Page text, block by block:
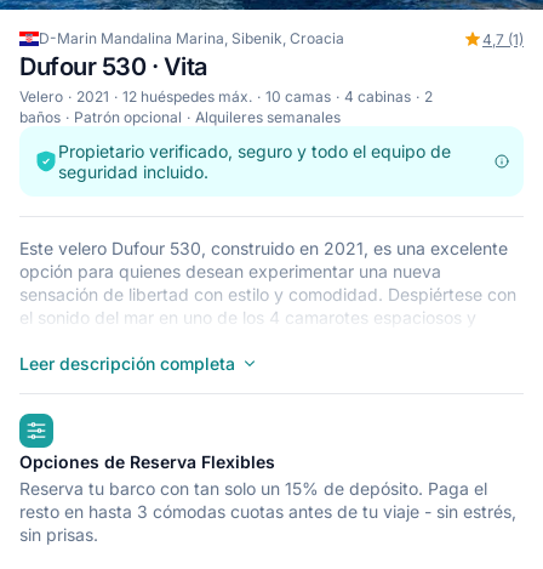
D-Marin Mandalina Marina, Sibenik, Croacia 4,7 (1)
Dufour 530 · Vita
Velero 2021 12 huéspedes máx. 10 camas 4 cabinas
2
baños
Patrón opcional Alquileres semanales
Propietario verificado, seguro y todo el equipo de
seguridad incluido.
Este velero Dufour 530, construido en 2021, es una excelente
opción para quienes desean experimentar una nueva
sensación de libertad con estilo y comodidad. Despiértese con
el sonido del mar en uno de los 4 camarotes espaciosos y
capacidad para que duerman 12 personas y es ideal para
en D-Marin Mandalina Marina, Sibenik, un punto de partida
excepcional para recorrer Croacia en barco. ¡Que todo vaya
viento en popa!
Leer descripción completa
highlights
Opciones de Reserva Flexibles
Reserva tu barco con tan solo un 15% de depósito. Paga el
resto en hasta 3 cómodas cuotas antes de tu viaje - sin estrés,
sin prisas.